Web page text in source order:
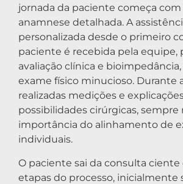
jornada da paciente começa
anamnese detalhada. A
personalizada desde o primeiro
paciente é recebida pela equipe,
avaliação clínica e
exame físico minucioso. Durante
realizadas medições e
possibilidades cirúrgicas, sempre
importância do alinhamento de
individuais.
O paciente sai da consulta ciente
etapas do processo, inicialmente